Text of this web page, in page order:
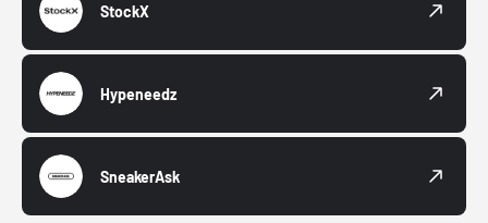
StockX
Hypeneedz
SneakerAsk